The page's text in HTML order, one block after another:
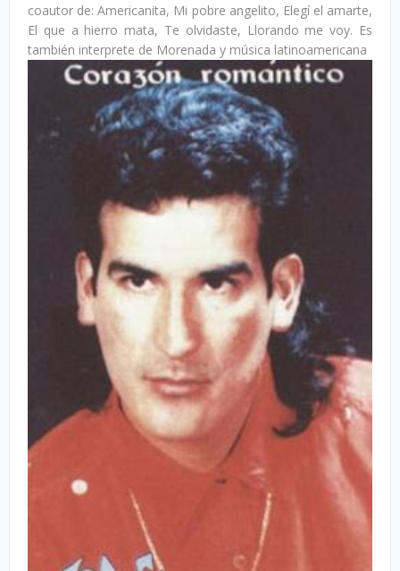
coautor de: Americanita, Mi pobre angelito, Elegí el amarte,
El que a hierro mata, Te olvidaste, Llorando me voy. Es
también interprete de Morenada y música latinoamericana